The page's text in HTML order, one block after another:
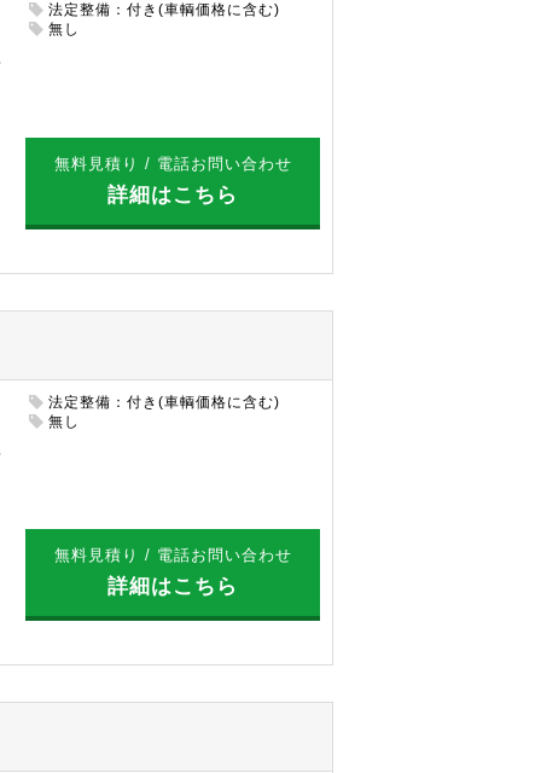
法定整備：付き(車輌価格に含む)
無し
無料見積り / 電話お問い合わせ
詳細はこちら
法定整備：付き(車輌価格に含む)
無し
無料見積り / 電話お問い合わせ
詳細はこちら